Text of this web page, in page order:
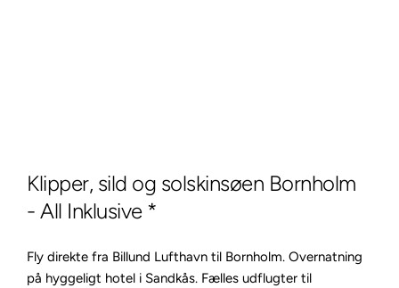
Klipper, sild og solskinsøen Bornholm
- All Inklusive *
Fly direkte fra Billund Lufthavn til Bornholm. Overnatning
på hyggeligt hotel i Sandkås. Fælles udflugter til